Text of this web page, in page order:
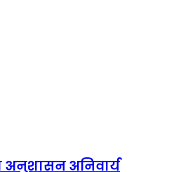
अनुशासन अनिवार्य